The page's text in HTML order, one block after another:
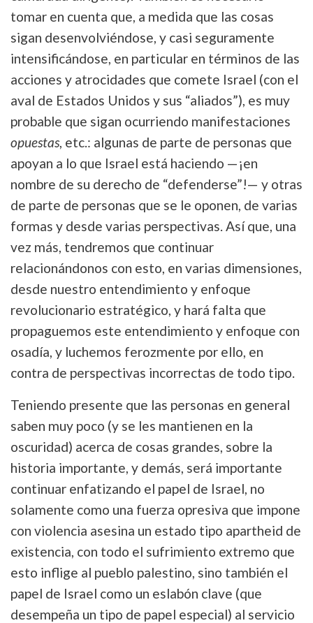
tomar en cuenta que, a medida que las cosas
sigan desenvolviéndose, y casi seguramente
intensificándose, en particular en términos de las
acciones y atrocidades que comete Israel (con el
aval de Estados Unidos y sus “aliados”), es muy
probable que sigan ocurriendo manifestaciones
opuestas, etc.: algunas de parte de personas que
apoyan a lo que Israel está haciendo —¡en
nombre de su derecho de “defenderse”!— y otras
de parte de personas que se le oponen, de varias
formas y desde varias perspectivas. Así que, una
vez más, tendremos que continuar
relacionándonos con esto, en varias dimensiones,
desde nuestro entendimiento y enfoque
revolucionario estratégico, y hará falta que
propaguemos este entendimiento y enfoque con
osadía, y luchemos ferozmente por ello, en
contra de perspectivas incorrectas de todo tipo.
Teniendo presente que las personas en general
saben muy poco (y se les mantienen en la
oscuridad) acerca de cosas grandes, sobre la
historia importante, y demás, será importante
continuar enfatizando el papel de Israel, no
solamente como una fuerza opresiva que impone
con violencia asesina un estado tipo apartheid de
existencia, con todo el sufrimiento extremo que
esto inflige al pueblo palestino, sino también el
papel de Israel como un eslabón clave (que
desempeña un tipo de papel especial) al servicio